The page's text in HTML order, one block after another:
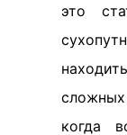
это
когда